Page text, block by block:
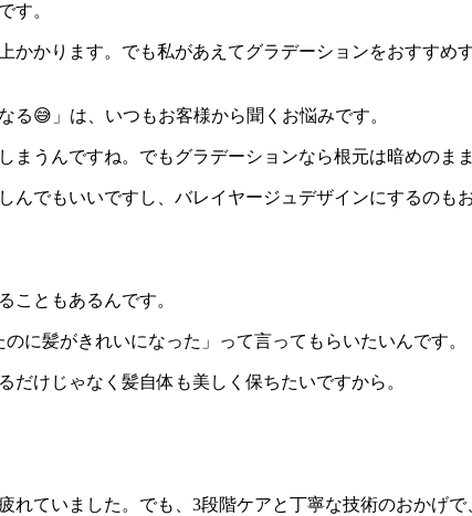
す。
かります。でも私があえてグラデーションをおすすめ
る😅」は、いつもお客様から聞くお悩みです。
うんですね。でもグラデーションなら根元は暗めのま
でもいいですし、バレイヤージュデザインにするのも
こともあるんです。
に髪がきれいになった」って言ってもらいたいんです。
けじゃなく髪自体も美しく保ちたいですから。
ていました。でも、3段階ケアと丁寧な技術のおかげで